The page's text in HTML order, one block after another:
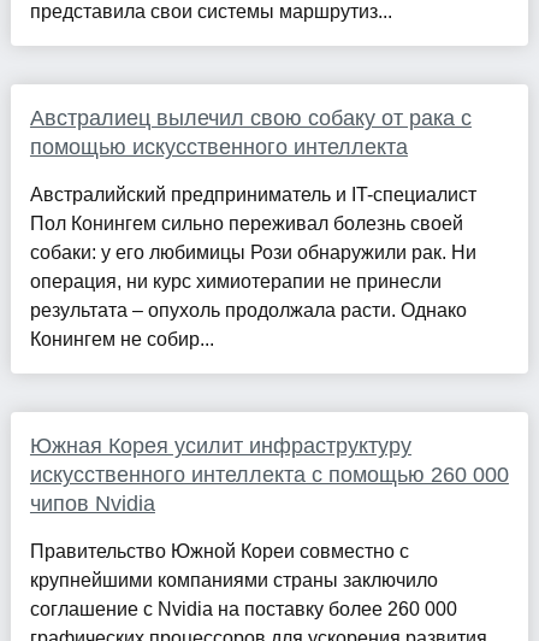
представила свои системы маршрутиз...
Австралиец вылечил свою собаку от рака с
помощью искусственного интеллекта
Австралийский предприниматель и IT-специалист
Пол Конингем сильно переживал болезнь своей
собаки: у его любимицы Рози обнаружили рак. Ни
операция, ни курс химиотерапии не принесли
результата – опухоль продолжала расти. Однако
Конингем не собир...
Южная Корея усилит инфраструктуру
искусственного интеллекта с помощью 260 000
чипов Nvidia
Правительство Южной Кореи совместно с
крупнейшими компаниями страны заключило
соглашение с Nvidia на поставку более 260 000